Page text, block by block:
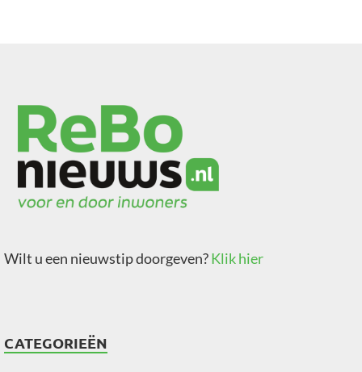
Men kan zich inschrijven via de
Iedereen mag zich aanmelden, men hoeft dus geen lid van
een bepaalde vereniging te zijn. Verzoeken om samen met
vrienden of vriendinnen in dezelfde groep zijn mogelijk.
Wilt u een nieuwstip doorgeven?Klik hier
CATEGORIEËN